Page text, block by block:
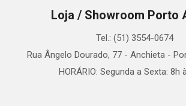
Loja / Showroom Porto
Tel.: (51) 3554-0674
Rua Ângelo Dourado, 77 - Anchieta -
HORÁRIO: Segunda a Sexta: 8h